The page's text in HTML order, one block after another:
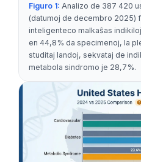
Figuro 1: Analizo de 387 420
(datumoj de decembro 2025)
inteligenteco malkaŝas
en 44,8% da specimenoj, la
studitaj landoj, sekvataj de
metabola sindromo je 28,7%.